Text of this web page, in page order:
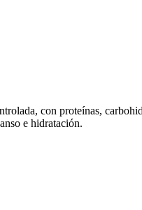
con proteínas,
e hidratación.